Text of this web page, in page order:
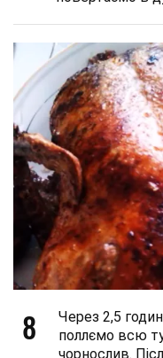
8
Через 2,5
поллємо всю
чорнослив.